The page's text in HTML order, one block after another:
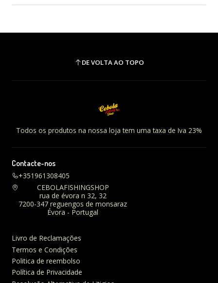
DE VOLTA AO TOPO
Todos os produtos na nossa loja tem uma taxa de Iva 23%
Contacte-nos
+351961308405
CEBOLAFISHINGSHOP
rua de évora n 32, 32
7200-347 reguengos de monsaraz
Évora - Portugal
Livro de Reclamações
Termos e Condições
Politica de reembolso
Política de Privacidade